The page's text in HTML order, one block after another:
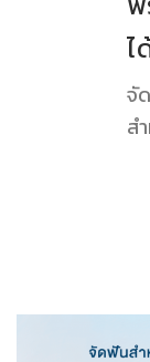
ไ
จั
ส